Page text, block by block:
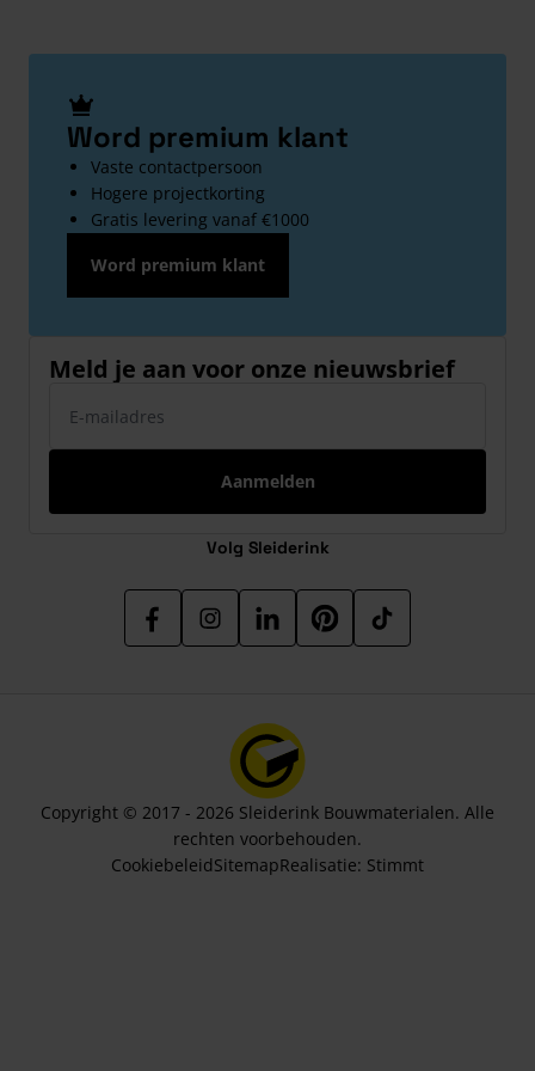
Word premium klant
Vaste contactpersoon
Hogere projectkorting
Gratis levering vanaf €1000
Word premium klant
Meld je aan voor onze nieuwsbrief
Aanmelden
Volg Sleiderink
Copyright © 2017 - 2026 Sleiderink Bouwmaterialen. Alle
rechten voorbehouden.
CookiebeleidSitemapRealisatie: Stimmt